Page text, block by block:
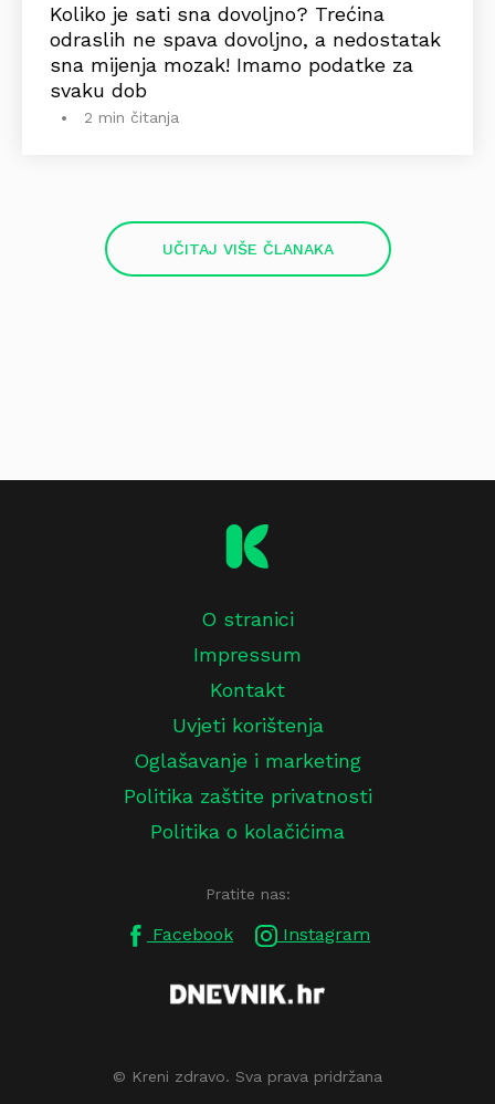
Koliko je sati sna dovoljno? Trećina
odraslih ne spava dovoljno, a nedostatak
sna mijenja mozak! Imamo podatke za
svaku dob
2 min čitanja
UČITAJ VIŠE ČLANAKA
O stranici
Impressum
Kontakt
Uvjeti korištenja
Oglašavanje i marketing
Politika zaštite privatnosti
Politika o kolačićima
Pratite nas:
Facebook Instagram
© Kreni zdravo. Sva prava pridržana